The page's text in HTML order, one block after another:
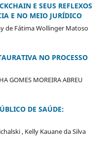
E SEUS REFLEXOS
E NO MEIO JURÍDICO
de Fátima Wollinger Matoso
NO PROCESSO
GOMES MOREIRA ABREU
DE SAÚDE:
, Kelly Kauane da Silva